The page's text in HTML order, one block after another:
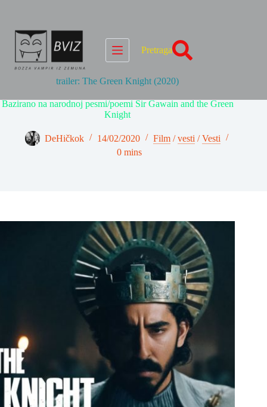
Pretraga
trailer: The Green Knight (2020)
Bazirano na narodnoj pesmi/poemi Sir Gawain and the Green
Knight
DeHičkok 14/02/2020 Film /vesti /Vesti
0 mins